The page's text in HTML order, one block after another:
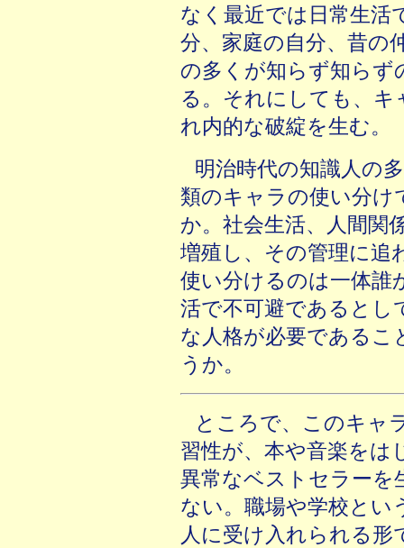
なく最近では日常生活
分、家庭の自分、昔の
の多くが知らず知ら
る。それにしても、
れ内的な破綻を生む。
明治時代の知識人の
類のキャラの使い分け
か。社会生活、人間関
増殖し、その管理に追
使い分けるのは一体誰
活で不可避であるとし
な人格が必要である
うか。
ところで、このキャ
習性が、本や音楽をは
異常なベストセラー
ない。職場や学校とい
人に受け入れられる